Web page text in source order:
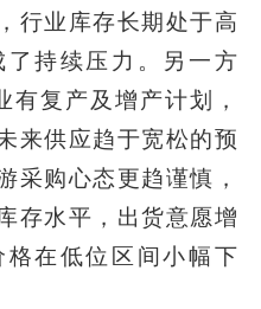
行业库存长期处于高
持续压力。另一方
复产及增产计划，
来供应趋于宽松的预
采购心态更趋谨慎，
存水平，出货意愿增
在低位区间小幅下